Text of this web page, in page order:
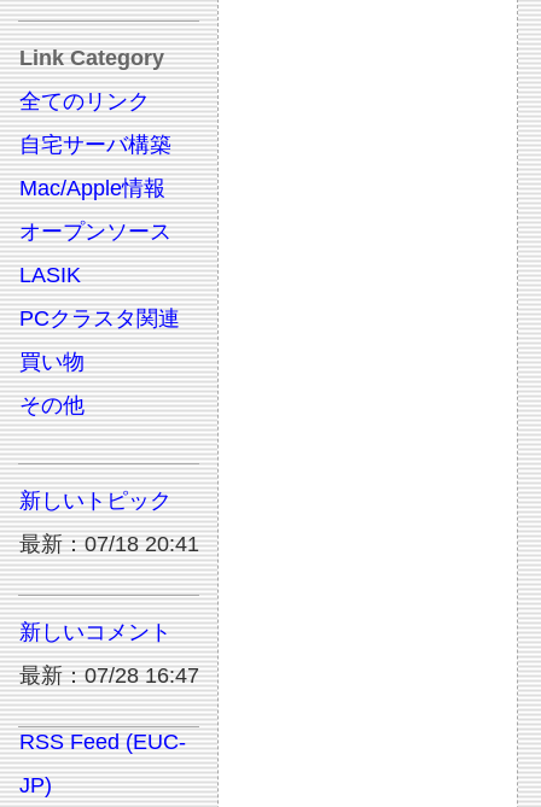
Link Category
全てのリンク
自宅サーバ構築
Mac/Apple情報
オープンソース
LASIK
PCクラスタ関連
買い物
その他
新しいトピック
最新：07/18 20:41
新しいコメント
最新：07/28 16:47
RSS Feed (EUC-
JP)